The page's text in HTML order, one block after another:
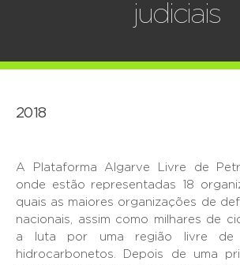
judiciais
2018
A Plataforma Algarve Livre de
onde estão representadas 18
quais as maiores organizações de
nacionais, assim como milhares de
a luta por uma região livre de
hidrocarbonetos. Depois de uma